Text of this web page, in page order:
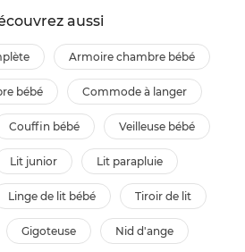
aussi
armoire chambre bébé
bébé commode à langer
couffin bébé veilleuse bébé
lit junior lit parapluie
linge de lit bébé tiroir de lit
gigoteuse nid d'ange